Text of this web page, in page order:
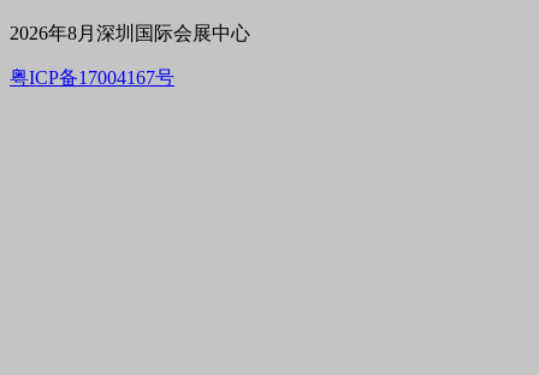
2026年8月深圳国际会展中心
粤ICP备17004167号